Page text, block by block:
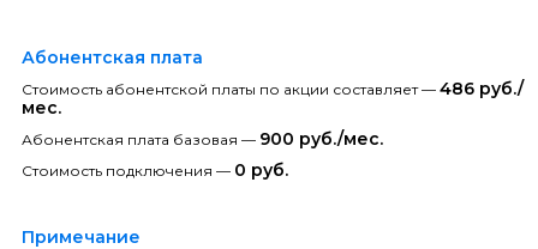
Абонентская плата
Стоимость абонентской платы по акции составляет — 486 руб./
мес.
Абонентская плата базовая — 900 руб./мес.
Стоимость подключения — 0 руб.
Примечание